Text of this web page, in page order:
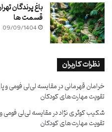
باغ پرندگان
قسمت ها
09/09/1404
نظرات کاربران
خرامان قهرمانیدرمقایسه لی‌لی فومی و
تقویت مهارت‌های کودکان
شکیب کوثری نژاددرمقایسه لی‌لی فومی
تقویت مهارت‌های کودکان